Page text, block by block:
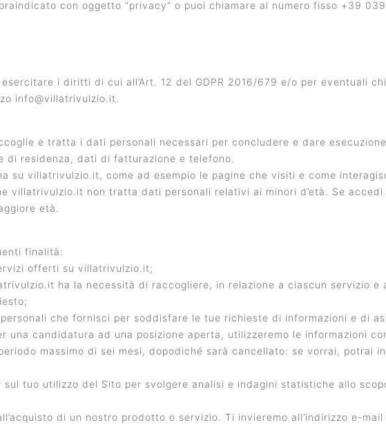
con oggetto “privacy” o puoi chiamare al numero fisso +39
i diritti di cui all’Art. 12 del GDPR 2016/679 e/o per eventuali
info@villatrivulzio.it.
e tratta i dati personali necessari per concludere e dare
di residenza, dati di fatturazione e telefono.
su villatrivulzio.it, come ad esempio le pagine che visiti e come
villatrivulzio.it non tratta dati personali relativi ai minori d’età. Se
età.
finalità:
offerti su villatrivulzio.it;
ha la necessità di raccogliere, in relazione a ciascun servizio e
che fornisci per soddisfare le tue richieste di informazioni e di
una candidatura ad una posizione aperta, utilizzeremo le informazioni
massimo di sei mesi, dopodiché sarà cancellato: se vorrai, potrai
tuo utilizzo del Sito per svolgere analisi e indagini statistiche allo
di un nostro prodotto o servizio. Ti invieremo all’indirizzo e-